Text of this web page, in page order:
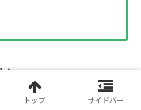
し
トップ サイドバー